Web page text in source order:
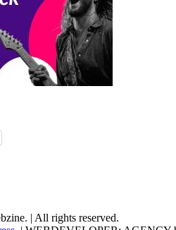
| All rights reserved.